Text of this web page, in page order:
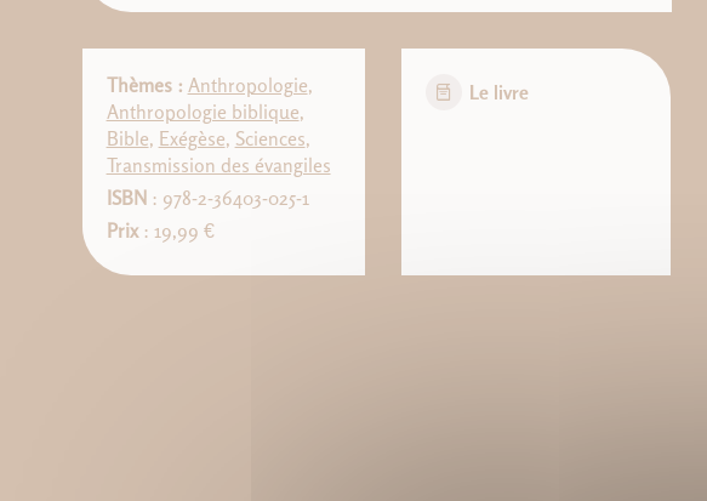
Thèmes : Anthropologie,
Anthropologie biblique,
Bible, Exégèse, Sciences,
Transmission des évangiles
ISBN : 978-2-36403-025-1
Prix: 19,99 €
Le livre